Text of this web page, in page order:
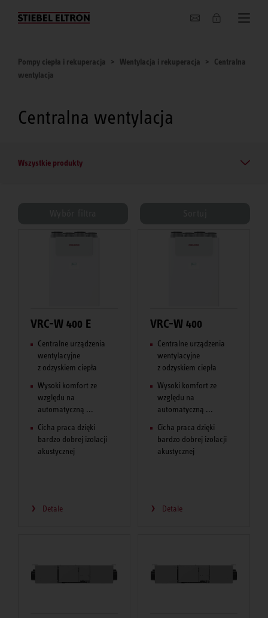
O nas
Pompy ciepła i rekuperacja Wentylacja i rekuperacja
Centralna
wentylacja
Centralna wentylacja
Wszystkie produkty
VRC-W 400 E
Centralne urządzenia
wentylacyjne
z odzyskiem ciepła
Wysoki komfort ze
względu na
automatyczną ...
Cicha praca dzięki
bardzo dobrej izolacji
akustycznej
Detale
VRC-W 400
Centralne urządzenia
wentylacyjne
z odzyskiem ciepła
Wysoki komfort ze
względu na
automatyczną ...
Cicha praca dzięki
bardzo dobrej izolacji
akustycznej
Detale